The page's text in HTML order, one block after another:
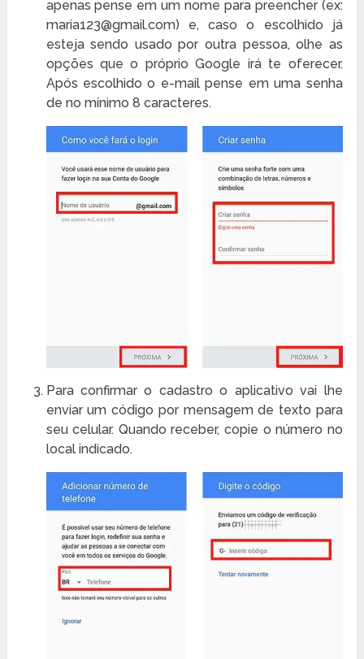
apenas pense em um nome para preencher (ex:
maria123@gmail.com) e, caso o escolhido já
esteja sendo usado por outra pessoa, olhe as
opções que o próprio Google irá te oferecer.
Após escolhido o e-mail pense em uma senha
de no mínimo 8 caracteres.
Para confirmar o cadastro o aplicativo vai lhe
enviar um código por mensagem de texto para
seu celular. Quando receber, copie o número no
local indicado.